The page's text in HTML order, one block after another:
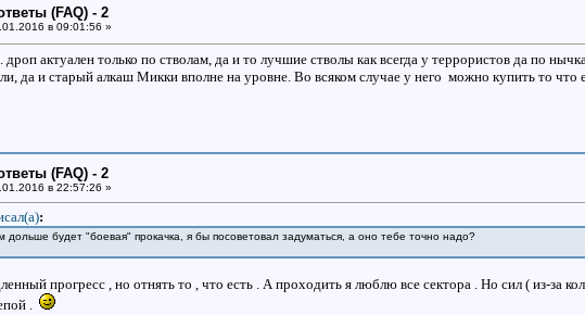
(FAQ) - 2
в 09:01:56 »
актуален только по стволам, да и то лучшие стволы как всегда у террористов да по
да и старый алкаш Микки вполне на уровне. Во всяком случае у него можно купить то что
(FAQ) - 2
в 22:57:26 »
:
дольше будет "боевая" прокачка, я бы посоветовал задуматься, а оно тебе точно надо?
прогресс , но отнять то , что есть . А проходить я люблю все сектора . Но сил ( из-за
.